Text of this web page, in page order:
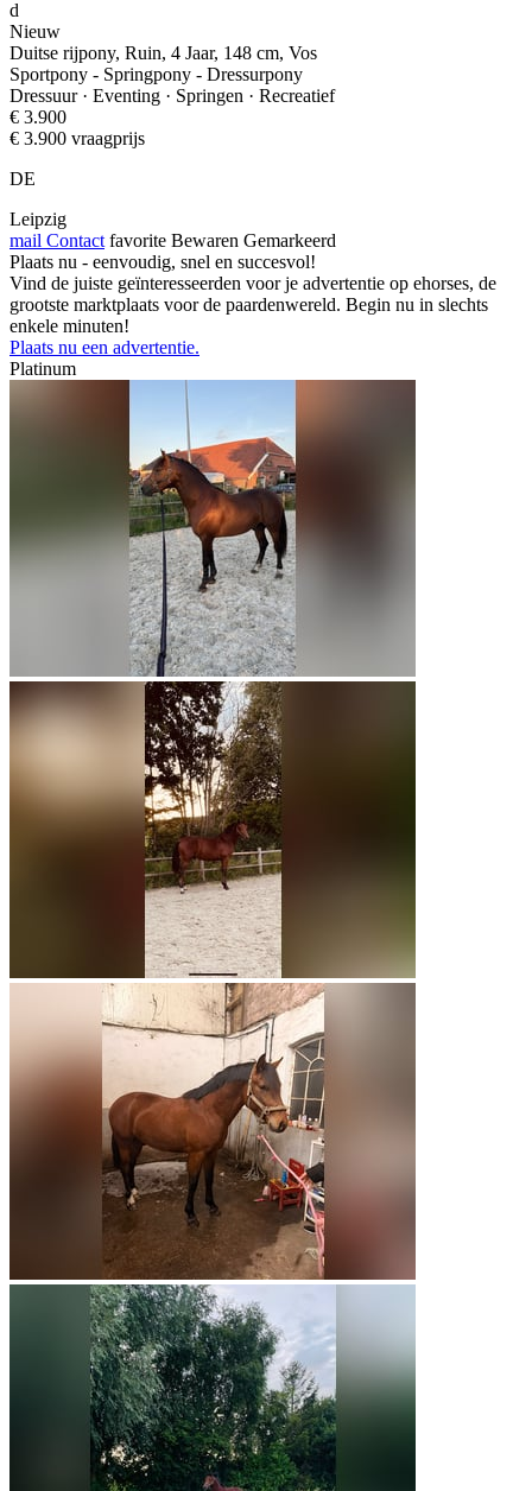
d
Nieuw
Duitse rijpony, Ruin, 4 Jaar, 148 cm, Vos
Sportpony - Springpony - Dressurpony
Dressuur · Eventing · Springen · Recreatief
€ 3.900
€ 3.900 vraagprijs
DE
Leipzig
mail Contact favorite Bewaren Gemarkeerd
Plaats nu - eenvoudig, snel en succesvol!
Vind de juiste geïnteresseerden voor je advertentie op ehorses, de
grootste marktplaats voor de paardenwereld. Begin nu in slechts
enkele minuten!
Plaats nu een advertentie.
Platinum